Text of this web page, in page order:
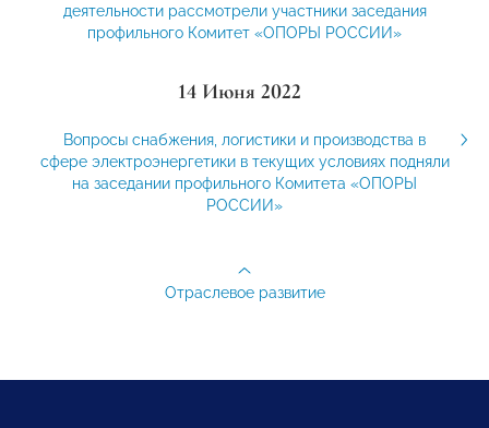
деятельности рассмотрели участники заседания
профильного Комитет «ОПОРЫ РОССИИ»
14 Июня 2022
Вопросы снабжения, логистики и производства в
сфере электроэнергетики в текущих условиях подняли
на заседании профильного Комитета «ОПОРЫ
РОССИИ»
Отраслевое развитие